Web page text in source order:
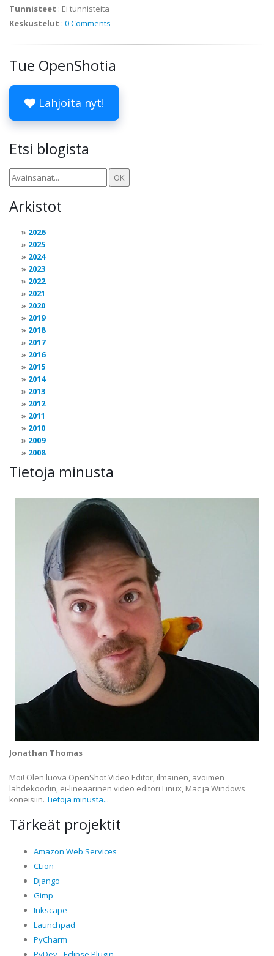
Tunnisteet : Ei tunnisteita
Keskustelut : 0 Comments
Tue OpenShotia
Lahjoita nyt!
Etsi blogista
Arkistot
2026
2025
2024
2023
2022
2021
2020
2019
2018
2017
2016
2015
2014
2013
2012
2011
2010
2009
2008
Tietoja minusta
Jonathan Thomas
Moi! Olen luova OpenShot Video Editor, ilmainen, avoimen
lähdekoodin, ei-lineaarinen video editori Linux, Mac ja Windows
koneisiin. Tietoja minusta...
Tärkeät projektit
Amazon Web Services
CLion
Django
Gimp
Inkscape
Launchpad
PyCharm